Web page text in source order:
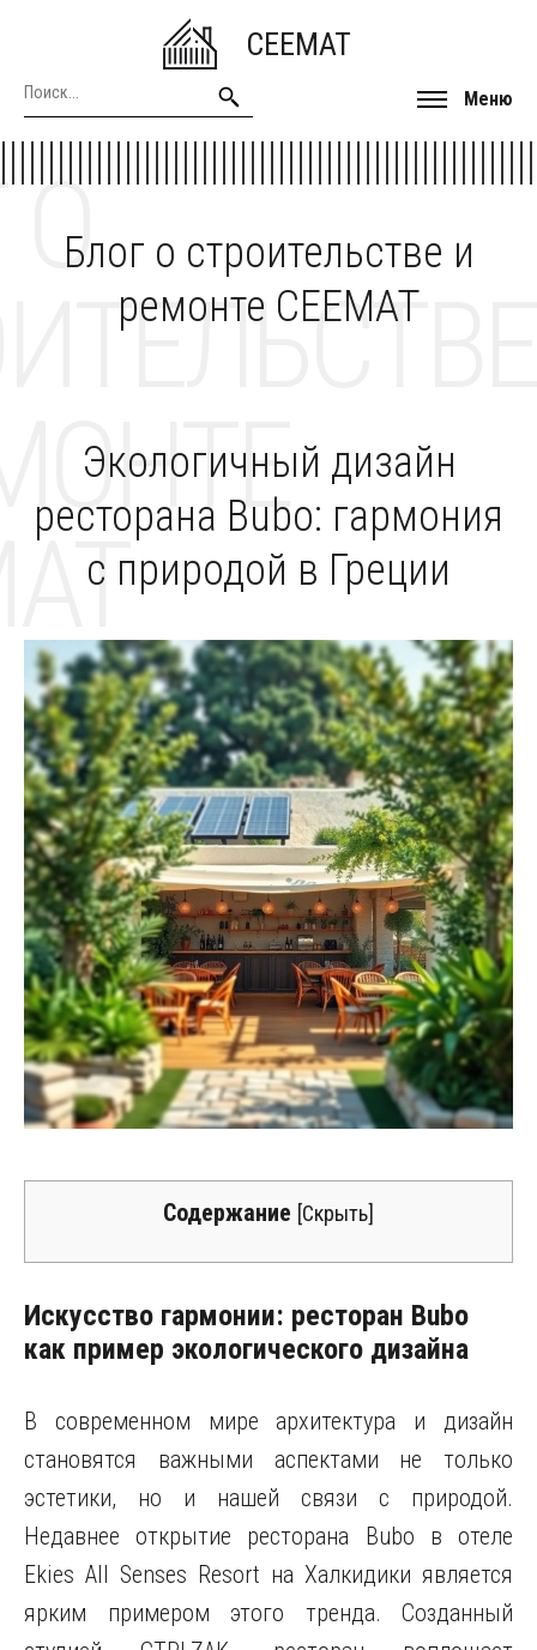
CEEMAT
Меню
Блог о строительстве и
ремонте CEEMAT
О
Экологичный дизайн
ресторана Bubo: гармония
с природой в Греции
Содержание [Скрыть]
Искусство гармонии: ресторан Bubo
как пример экологического дизайна
В современном мире архитектура и дизайн
становятся важными аспектами не только
эстетики, но и нашей связи с природой.
Недавнее открытие ресторана Bubo в отеле
Ekies All Senses Resort на Халкидики является
ярким примером этого тренда. Созданный